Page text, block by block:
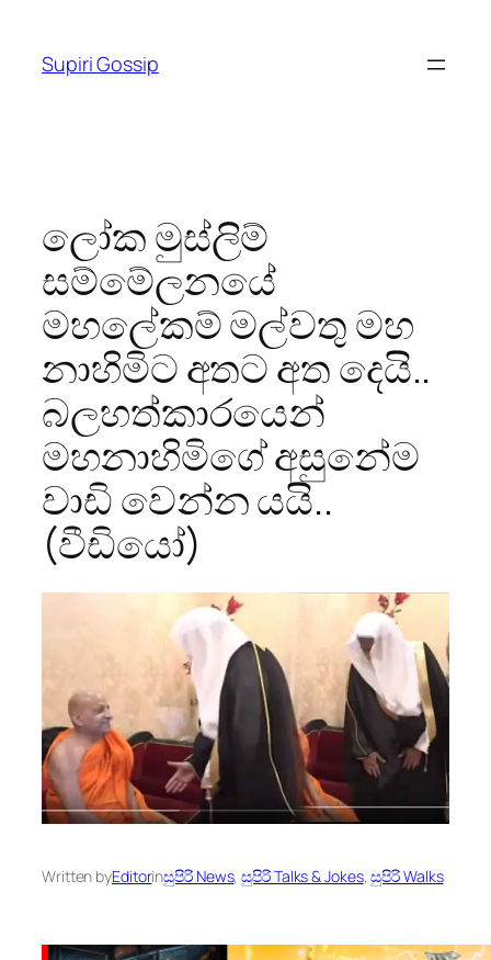
content
Supiri Gossip
ලෝක මුස්ලිම්
සම්මේලනයේ
මහලේකම් මල්වතු මහ
නාහිමිට අතට අත දෙයි..
බලහත්කාරයෙන්
මහනාහිමිගේ අසුනේම
වාඩි වෙන්න යයි..
(වීඩියෝ)
Written byEditorinසුපිරි News, සුපිරි Talks & Jokes, සුපිරි Walks